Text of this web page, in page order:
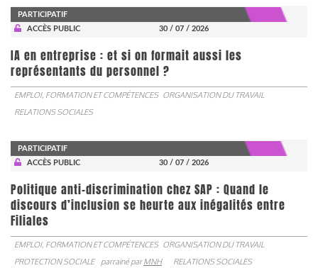
PARTICIPATIF
ACCÈS PUBLIC
30 / 07 / 2026
IA en entreprise : et si on formait aussi les
représentants du personnel ?
EMPLOI, FORMATION ET COMPÉTENCES ORGANISATION DU TRAVAIL
RELATIONS SOCIALES
PARTICIPATIF
ACCÈS PUBLIC
30 / 07 / 2026
Politique anti-discrimination chez SAP : Quand le
discours d’inclusion se heurte aux inégalités entre
Filiales
EMPLOI, FORMATION ET COMPÉTENCES ORGANISATION DU TRAVAIL
PROTECTION SOCIALE
parrainé parMNH RELATIONS SOCIALES